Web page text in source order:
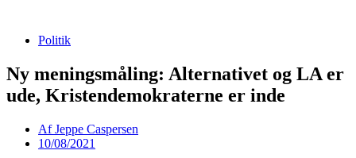
indholdPolitik
Ny meningsmåling: Alternativet og LA er
ude, Kristendemokraterne er inde
AfJeppe Caspersen
10/08/2021